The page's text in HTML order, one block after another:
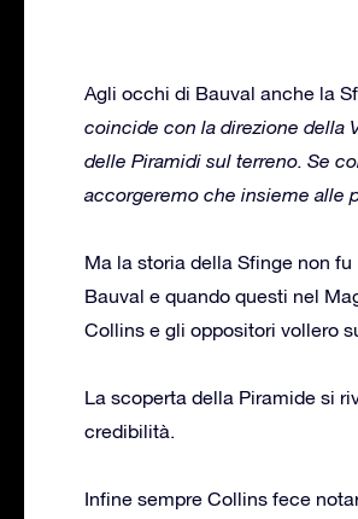
Agli occhi di Bauval anche la
coincide con la direzione della
delle Piramidi sul terreno. Se
accorgeremo che insieme alle
Ma la storia della Sfinge non
Bauval e quando questi nel
Collins e gli oppositori vollero
La scoperta della Piramide si
credibilità.
Infine sempre Collins fece